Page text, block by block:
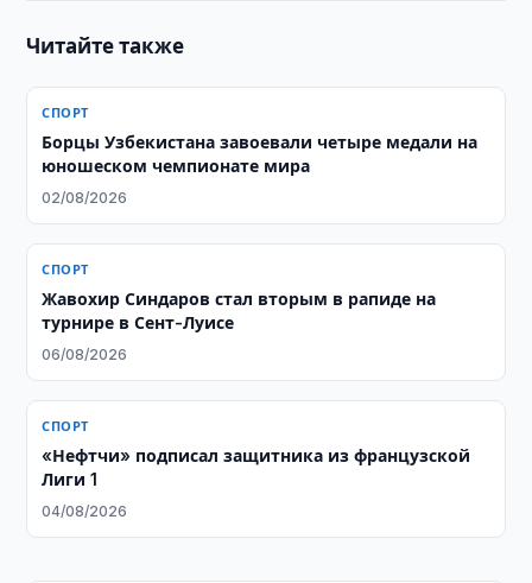
Читайте также
СПОРТ
Борцы Узбекистана завоевали четыре медали на
юношеском чемпионате мира
02/08/2026
СПОРТ
Жавохир Синдаров стал вторым в рапиде на
турнире в Сент-Луисе
06/08/2026
СПОРТ
«Нефтчи» подписал защитника из французской
Лиги 1
04/08/2026